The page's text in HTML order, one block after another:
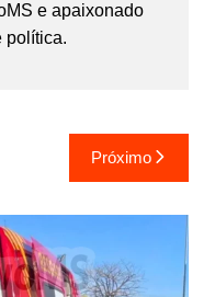
e apaixonado
política.
Próximo